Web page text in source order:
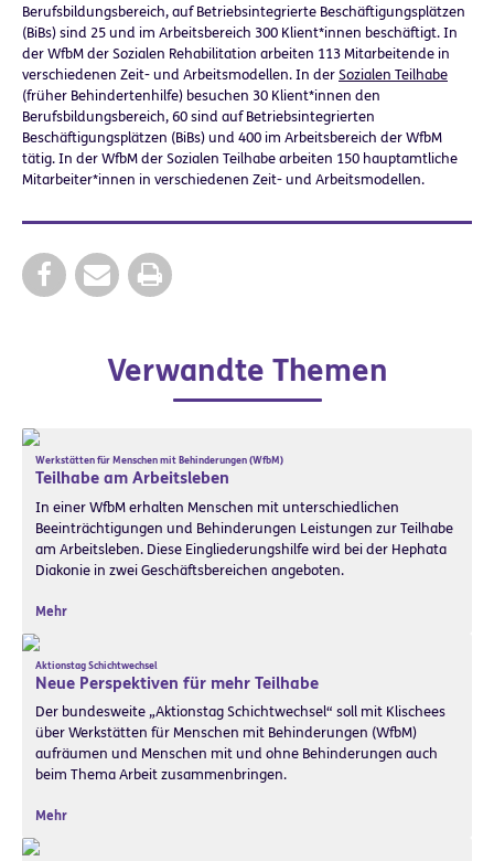
Berufsbildungsbereich, auf Betriebsintegrierte Beschäftigungsplätzen
(BiBs) sind 25 und im Arbeitsbereich 300 Klient*innen beschäftigt. In
der WfbM der Sozialen Rehabilitation arbeiten 113 Mitarbeitende in
verschiedenen Zeit- und Arbeitsmodellen. In der Sozialen Teilhabe
(früher Behindertenhilfe) besuchen 30 Klient*innen den
Berufsbildungsbereich, 60 sind auf Betriebsintegrierten
Beschäftigungsplätzen (BiBs) und 400 im Arbeitsbereich der WfbM
tätig. In der WfbM der Sozialen Teilhabe arbeiten 150 hauptamtliche
Mitarbeiter*innen in verschiedenen Zeit- und Arbeitsmodellen.
Verwandte Themen
Werkstätten für Menschen mit Behinderungen (WfbM)
Teilhabe am Arbeitsleben
In einer WfbM erhalten Menschen mit unterschiedlichen
Beeinträchtigungen und Behinderungen Leistungen zur Teilhabe
am Arbeitsleben. Diese Eingliederungshilfe wird bei der Hephata
Diakonie in zwei Geschäftsbereichen angeboten.
Mehr
Aktionstag Schichtwechsel
Neue Perspektiven für mehr Teilhabe
Der bundesweite „Aktionstag Schichtwechsel“ soll mit Klischees
über Werkstätten für Menschen mit Behinderungen (WfbM)
aufräumen und Menschen mit und ohne Behinderungen auch
beim Thema Arbeit zusammenbringen.
Mehr